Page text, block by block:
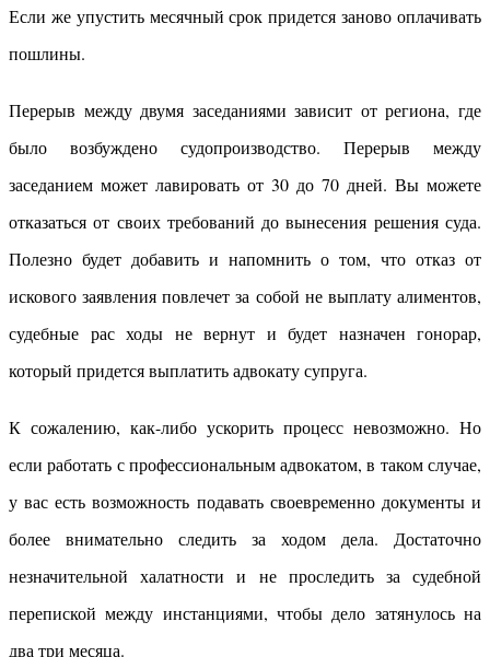
Если же упустить месячный срок придется заново оплачивать
пошлины.
Перерыв между двумя заседаниями зависит от региона, где
было возбуждено судопроизводство. Перерыв между
заседанием может лавировать от 30 до 70 дней. Вы можете
отказаться от своих требований до вынесения решения суда.
Полезно будет добавить и напомнить о том, что отказ от
искового заявления повлечет за собой не выплату алиментов,
судебные рас ходы не вернут и будет назначен гонорар,
который придется выплатить адвокату супруга.
К сожалению, как-либо ускорить процесс невозможно. Но
если работать с профессиональным адвокатом, в таком случае,
у вас есть возможность подавать своевременно документы и
более внимательно следить за ходом дела. Достаточно
незначительной халатности и не проследить за судебной
перепиской между инстанциями, чтобы дело затянулось на
два три месяца.